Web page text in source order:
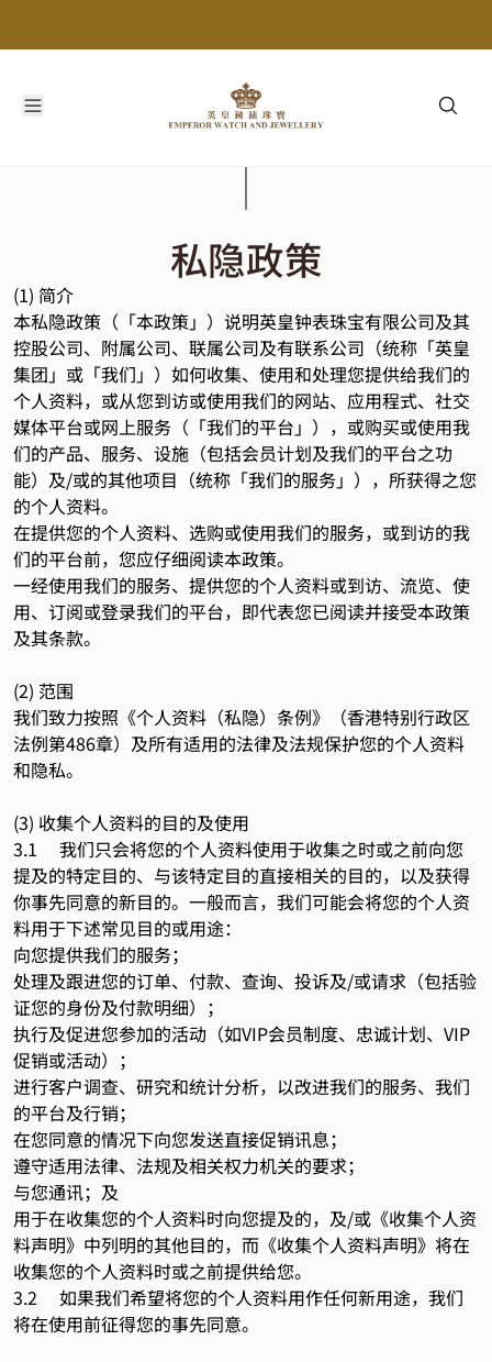
私隐政策
(1) 简介
本私隐政策（「本政策」）说明英皇钟表珠宝有限公司及其
控股公司、附属公司、联属公司及有联系公司（统称「英皇
集团」或「我们」）如何收集、使用和处理您提供给我们的
个人资料，或从您到访或使用我们的网站、应用程式、社交
媒体平台或网上服务（「我们的平台」），或购买或使用我
们的产品、服务、设施（包括会员计划及我们的平台之功
能）及/或的其他项目（统称「我们的服务」），所获得之您
的个人资料。
在提供您的个人资料、选购或使用我们的服务，或到访的我
们的平台前，您应仔细阅读本政策。
一经使用我们的服务、提供您的个人资料或到访、流览、使
用、订阅或登录我们的平台，即代表您已阅读并接受本政策
及其条款。
(2) 范围
我们致力按照《个人资料（私隐）条例》（香港特别行政区
法例第486章）及所有适用的法律及法规保护您的个人资料
和隐私。
(3) 收集个人资料的目的及使用
3.1 我们只会将您的个人资料使用于收集之时或之前向您
提及的特定目的、与该特定目的直接相关的目的，以及获得
你事先同意的新目的。一般而言，我们可能会将您的个人资
料用于下述常见目的或用途：
向您提供我们的服务；
处理及跟进您的订单、付款、查询、投诉及/或请求（包括验
证您的身份及付款明细）；
执行及促进您参加的活动（如VIP会员制度、忠诚计划、VIP
促销或活动）；
进行客户调查、研究和统计分析，以改进我们的服务、我们
的平台及行销；
在您同意的情况下向您发送直接促销讯息；
遵守适用法律、法规及相关权力机关的要求；
与您通讯；及
用于在收集您的个人资料时向您提及的，及/或《收集个人资
料声明》中列明的其他目的，而《收集个人资料声明》将在
收集您的个人资料时或之前提供给您。
3.2 如果我们希望将您的个人资料用作任何新用途，我们
将在使用前征得您的事先同意。